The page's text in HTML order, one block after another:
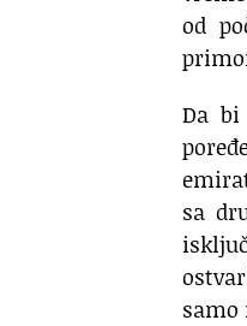
od
Da
sa